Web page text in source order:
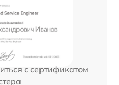
с сертификатом